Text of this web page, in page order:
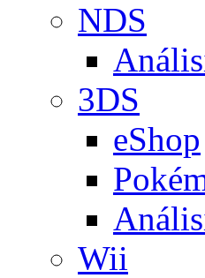
NDS
3DS
eShop
Wii